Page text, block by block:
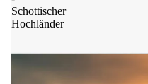
Schottischer
Hochländer